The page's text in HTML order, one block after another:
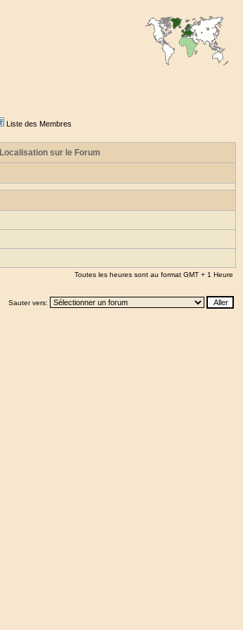
Liste des Membres
Localisation sur le Forum
Toutes les heures sont au format GMT + 1 Heure
Sauter vers: